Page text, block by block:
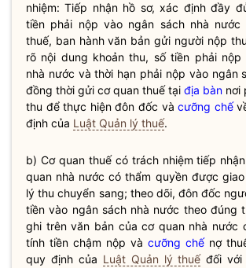
nhiệm: Tiếp nhận hồ sơ, xác định đầy
tiền phải nộp vào ngân sách nhà nước
thuế, ban hành văn bản gửi người nộp
rõ nội dung khoản thu, số tiền phải nộp
nhà nước và thời hạn phải nộp vào ngân
đồng thời gửi cơ quan thuếtại địa bàn nơi
thu để thực hiện đôn đốc vàcưỡng chế
định của Luật Quản lý thuế.
b) Cơ quan thuếcó trách nhiệm tiếp
quan nhà nước có thẩm quyềnđược giao
lý thu chuyển sang; theo dõi, đôn đốc
tiền vào ngân sách nhà nước theo đúng
ghi trên văn bản của cơ quan nhà nước
tính tiền chậm nộp và cưỡng chếnợ
quy định của Luật Quản lý thuếđối với